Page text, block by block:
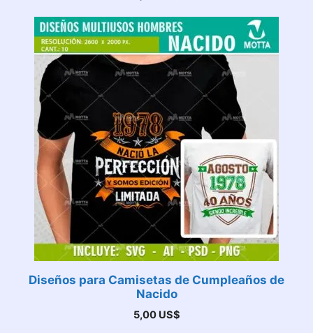
Diseños para Camisetas de Cumpleaños de
Nacido
5,00 US$